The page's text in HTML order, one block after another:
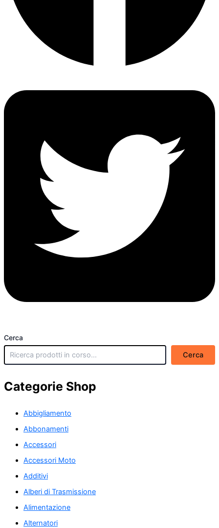
Cerca
Cerca
Categorie Shop
Abbigliamento
Abbonamenti
Accessori
Accessori Moto
Additivi
Alberi di Trasmissione
Alimentazione
Alternatori